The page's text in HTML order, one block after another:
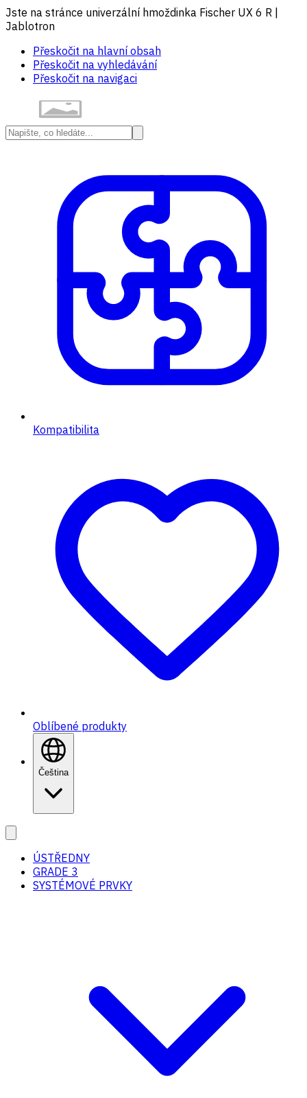
Jste na stránce univerzální hmoždinka Fischer UX 6 R |
Jablotron
Přeskočit na hlavní obsah
Přeskočit na vyhledávání
Přeskočit na navigaci
Kompatibilita
Oblíbené produkty
Čeština
ÚSTŘEDNY
GRADE 3
SYSTÉMOVÉ PRVKY